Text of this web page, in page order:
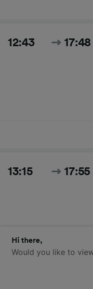
12:43 17:48
13:15 17:55
Hi there,
Would you like to